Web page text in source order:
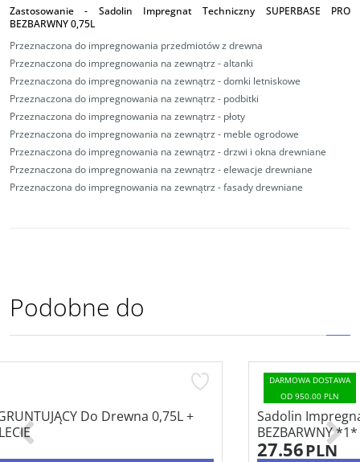
Zastosowanie - Sadolin Impregnat Techniczny SUPERBASE PRO
BEZBARWNY 0,75L
Przeznaczona do impregnowania przedmiotów z drewna
Przeznaczona do impregnowania na zewnątrz - altanki
Przeznaczona do impregnowania na zewnątrz - domki letniskowe
Przeznaczona do impregnowania na zewnątrz - podbitki
Przeznaczona do impregnowania na zewnątrz - płoty
Przeznaczona do impregnowania na zewnątrz - meble ogrodowe
Przeznaczona do impregnowania na zewnątrz - drzwi i okna drewniane
Przeznaczona do impregnowania na zewnątrz - elewacje drewniane
Przeznaczona do impregnowania na zewnątrz - fasady drewniane
Podobne do
Sadolin Impregnat CLASSIC HYBRYDOWY
BEZBARWNY *1* 0,75L
27.56